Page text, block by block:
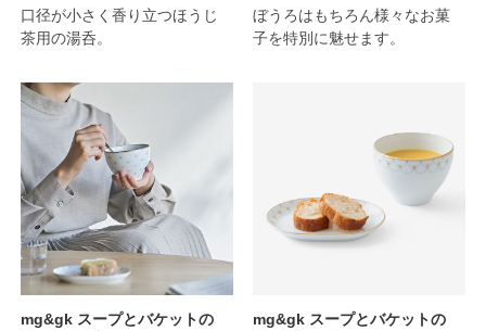
口径が小さく香り立つほうじ
茶用の湯呑。
ぼうろはもちろん様々なお菓
子を特別に魅せます。
mg&gk スープとバケットの
mg&gk スープとバケットの